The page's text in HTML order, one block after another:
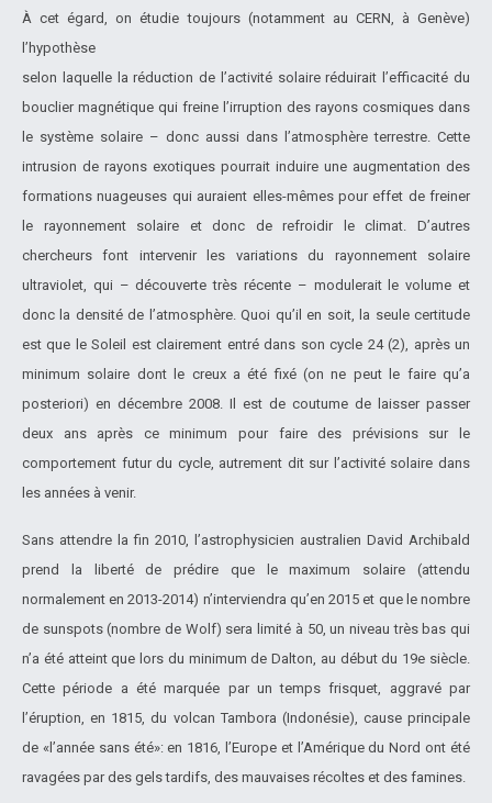
À cet égard, on étudie toujours (notamment au CERN, à Genève)
l’hypothèse
selon laquelle la réduction de l’activité solaire réduirait l’efficacité du
bouclier magnétique qui freine l’irruption des rayons cosmiques dans
le système solaire – donc aussi dans l’atmosphère terrestre. Cette
intrusion de rayons exotiques pourrait induire une augmentation des
formations nuageuses qui auraient elles-mêmes pour effet de freiner
le rayonnement solaire et donc de refroidir le climat. D’autres
chercheurs font intervenir les variations du rayonnement solaire
ultraviolet, qui – découverte très récente – modulerait le volume et
donc la densité de l’atmosphère. Quoi qu’il en soit, la seule certitude
est que le Soleil est clairement entré dans son cycle 24 (2), après un
minimum solaire dont le creux a été fixé (on ne peut le faire qu’a
posteriori) en décembre 2008. Il est de coutume de laisser passer
deux ans après ce minimum pour faire des prévisions sur le
comportement futur du cycle, autrement dit sur l’activité solaire dans
les années à venir.
Sans attendre la fin 2010, l’astrophysicien australien David Archibald
prend la liberté de prédire que le maximum solaire (attendu
normalement en 2013-2014) n’interviendra qu’en 2015 et que le nombre
de sunspots (nombre de Wolf) sera limité à 50, un niveau très bas qui
n’a été atteint que lors du minimum de Dalton, au début du 19e siècle.
Cette période a été marquée par un temps frisquet, aggravé par
l’éruption, en 1815, du volcan Tambora (Indonésie), cause principale
de «l’année sans été»: en 1816, l’Europe et l’Amérique du Nord ont été
ravagées par des gels tardifs, des mauvaises récoltes et des famines.